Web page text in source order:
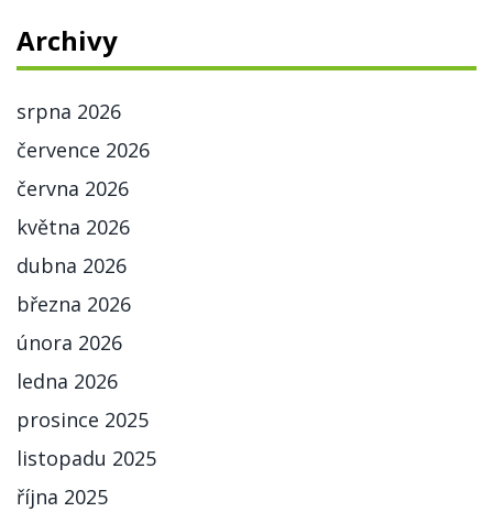
Archivy
srpna 2026
července 2026
června 2026
května 2026
dubna 2026
března 2026
února 2026
ledna 2026
prosince 2025
listopadu 2025
října 2025